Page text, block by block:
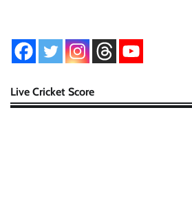
Live Cricket Score